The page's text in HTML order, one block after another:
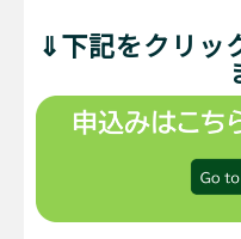
⇓下記をクリッ